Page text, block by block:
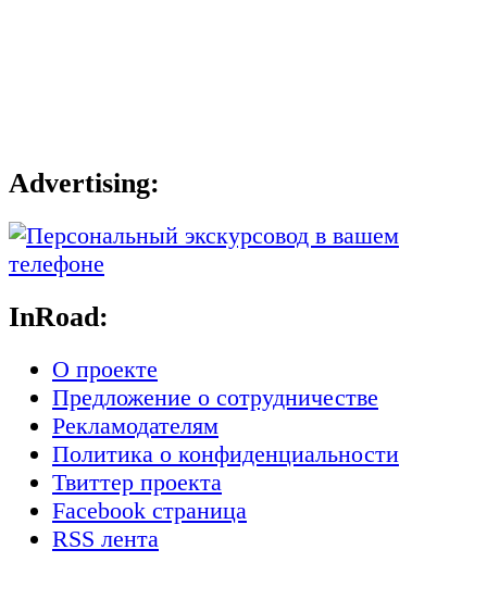
Advertising:
InRoad:
О проекте
Предложение о сотрудничестве
Рекламодателям
Политика о конфиденциальности
Твиттер проекта
Facebook страница
RSS лента